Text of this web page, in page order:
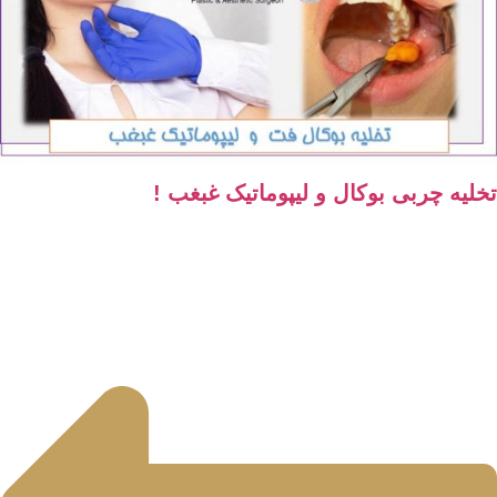
چربی بوکال و لیپوماتیک غبغب !